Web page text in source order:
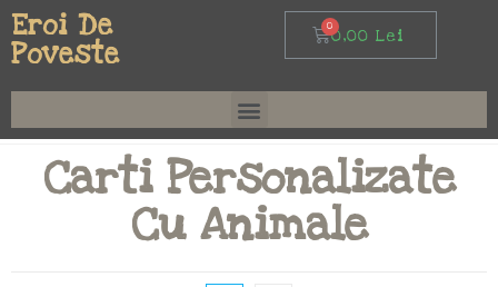
Eroi De
Poveste
0,00Lei
Carti Personalizate
Cu Animale